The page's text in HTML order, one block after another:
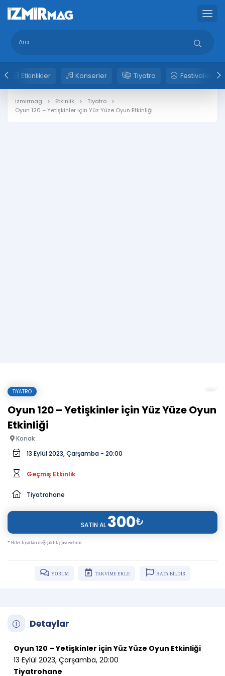
Etkinlikler Konserler Tiyatro Festivaller
izmirmag Etkinlik
Tiyatro
Oyun 120 – Yetişkinler için Yüz Yüze Oyun Etkinliği
TIYATRO
Oyun 120 – Yetişkinler için Yüz Yüze Oyun
Etkinliği
Konak
13 Eylül 2023, Çarşamba - 20:00
Geçmiş Etkinlik
Tiyatrohane
SATIN AL 300₺
* Bilet fiyatları değişiklik gösterebilir.
YORUM TAKVİME EKLE HATA BİLDİR
Detaylar
Oyun 120 – Yetişkinler için Yüz Yüze Oyun Etkinliği
13 Eylül 2023, Çarşamba, 20:00
Tiyatrohane